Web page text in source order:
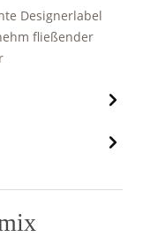
Designerlabel
fließender